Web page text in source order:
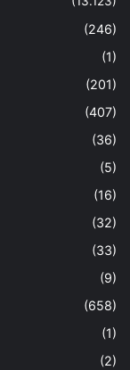
(246)
(1)
(201)
(407)
(36)
(5)
(16)
(32)
(33)
(9)
(658)
(1)
(2)